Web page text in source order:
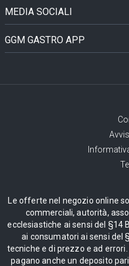
MEDIA SOCIALI
GGM GASTRO APP
Le offerte nel negozio online
commerciali, autorità,
ecclesiastiche ai sensi del §14
ai consumatori ai sensi del
tecniche e di prezzo e ad
pagano anche un deposito